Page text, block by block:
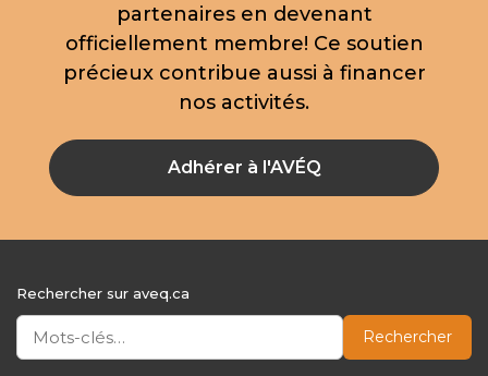
partenaires en devenant
officiellement membre! Ce soutien
précieux contribue aussi à financer
nos activités.
Adhérer à l'AVÉQ
Rechercher sur aveq.ca
Rechercher